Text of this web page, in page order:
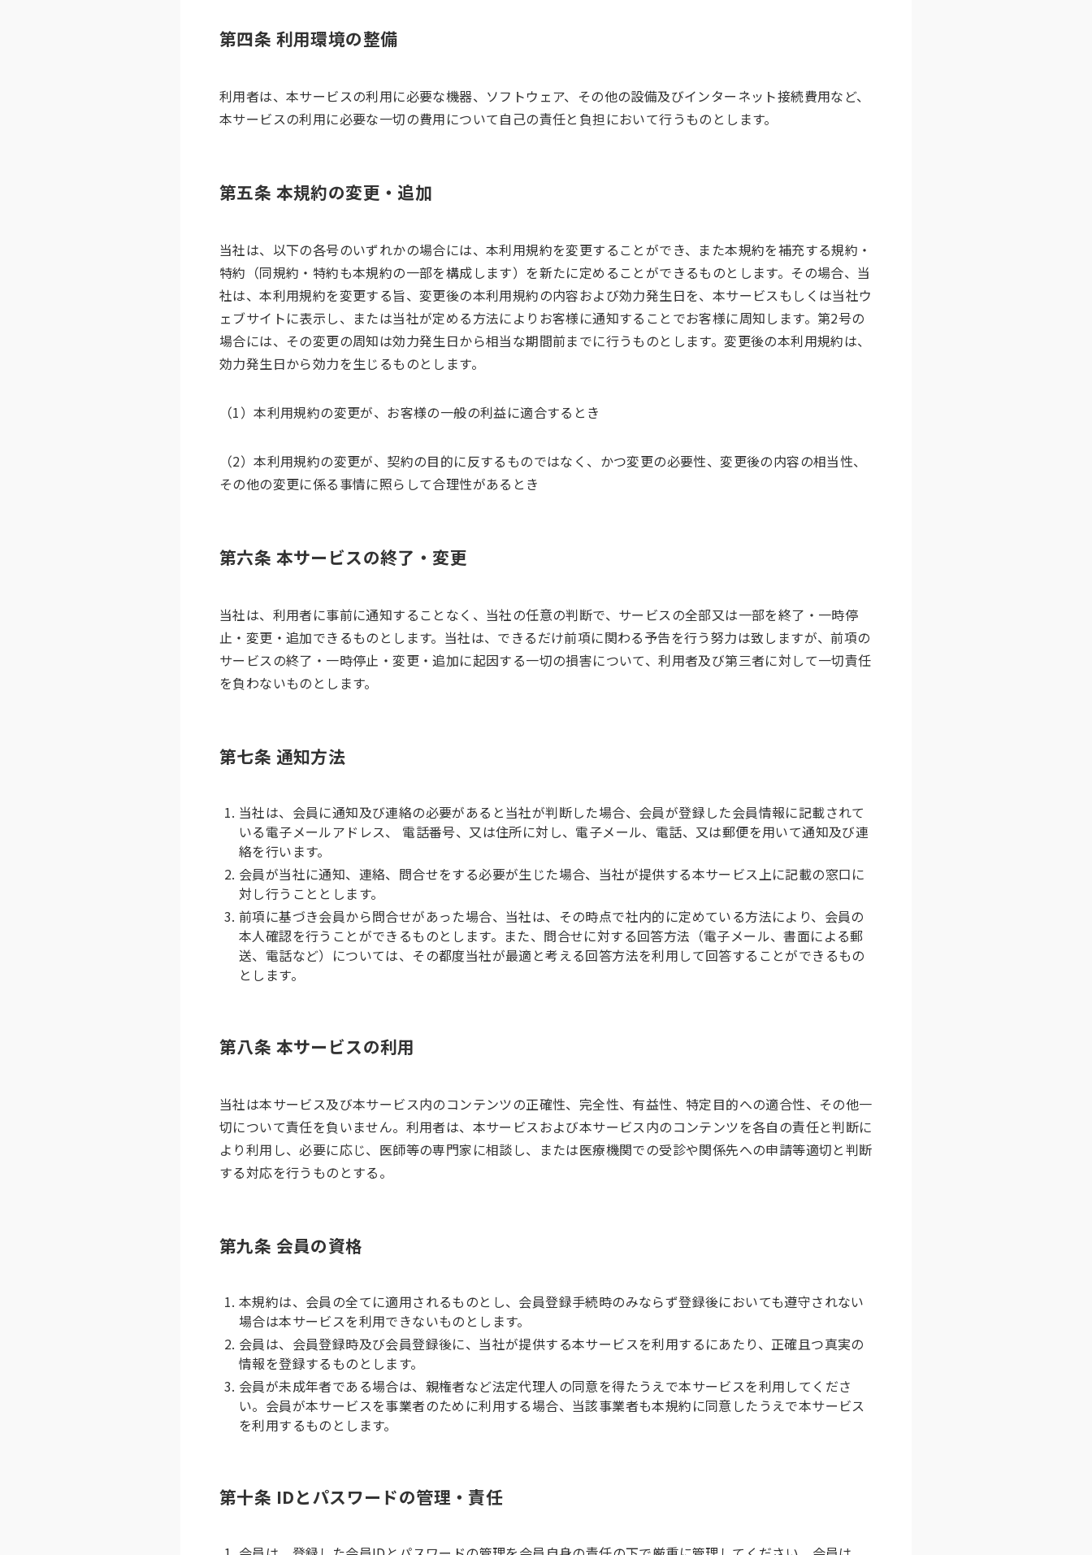
第四条 利用環境の整備
利用者は、本サービスの利用に必要な機器、ソフトウェア、その他の設備及びインターネット接続費用など、
本サービスの利用に必要な一切の費用について自己の責任と負担において行うものとします。
第五条 本規約の変更・追加
当社は、以下の各号のいずれかの場合には、本利用規約を変更することができ、また本規約を補充する規約・
特約（同規約・特約も本規約の一部を構成します）を新たに定めることができるものとします。その場合、当
社は、本利用規約を変更する旨、変更後の本利用規約の内容および効力発生日を、本サービスもしくは当社ウ
ェブサイトに表示し、または当社が定める方法によりお客様に通知することでお客様に周知します。第2号の
場合には、その変更の周知は効力発生日から相当な期間前までに行うものとします。変更後の本利用規約は、
効力発生日から効力を生じるものとします。
（1）本利用規約の変更が、お客様の一般の利益に適合するとき
（2）本利用規約の変更が、契約の目的に反するものではなく、かつ変更の必要性、変更後の内容の相当性、
その他の変更に係る事情に照らして合理性があるとき
第六条 本サービスの終了・変更
当社は、利用者に事前に通知することなく、当社の任意の判断で、サービスの全部又は一部を終了・一時停
止・変更・追加できるものとします。当社は、できるだけ前項に関わる予告を行う努力は致しますが、前項の
サービスの終了・一時停止・変更・追加に起因する一切の損害について、利用者及び第三者に対して一切責任
を負わないものとします。
第七条 通知方法
当社は、会員に通知及び連絡の必要があると当社が判断した場合、会員が登録した会員情報に記載されて
いる電子メールアドレス、 電話番号、又は住所に対し、電子メール、電話、又は郵便を用いて通知及び連
絡を行います。
会員が当社に通知、連絡、問合せをする必要が生じた場合、当社が提供する本サービス上に記載の窓口に
対し行うこととします。
前項に基づき会員から問合せがあった場合、当社は、その時点で社内的に定めている方法により、会員の
本人確認を行うことができるものとします。また、問合せに対する回答方法（電子メール、書面による郵
送、電話など）については、その都度当社が最適と考える回答方法を利用して回答することができるもの
とします。
第八条 本サービスの利用
当社は本サービス及び本サービス内のコンテンツの正確性、完全性、有益性、特定目的への適合性、その他一
切について責任を負いません。利用者は、本サービスおよび本サービス内のコンテンツを各自の責任と判断に
より利用し、必要に応じ、医師等の専門家に相談し、または医療機関での受診や関係先への申請等適切と判断
する対応を行うものとする。
第九条 会員の資格
本規約は、会員の全てに適用されるものとし、会員登録手続時のみならず登録後においても遵守されない
場合は本サービスを利用できないものとします。
会員は、会員登録時及び会員登録後に、当社が提供する本サービスを利用するにあたり、正確且つ真実の
情報を登録するものとします。
会員が未成年者である場合は、親権者など法定代理人の同意を得たうえで本サービスを利用してくださ
い。会員が本サービスを事業者のために利用する場合、当該事業者も本規約に同意したうえで本サービス
を利用するものとします。
第十条 IDとパスワードの管理・責任